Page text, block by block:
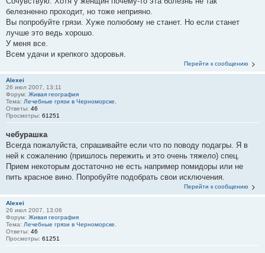
белезненно проходит, но тоже неприяно.
Вы попробуйте грязи. Хуже полюбому не станет. Но если станет
лучше это ведь хорошо.
У меня все.
Всем удачи и крепкого здоровья.
Перейти к сообщению
Alexei
26 июл 2007, 13:11
Форум: Живая география
Тема: Лечебные грязи в Черноморске.
Ответы: 46
Просмотры: 61251
чебурашка
Всегда пожалуйста, спрашивайте если что по поводу подагры. Я в
ней к сожалению (пришлось пережить и это очень тяжело) спец.
Прием некоторым достаточно не есть например помидоры или не
пить красное вино. Попробуйте подобрать свои исключения.
Перейти к сообщению
Alexei
26 июл 2007, 13:06
Форум: Живая география
Тема: Лечебные грязи в Черноморске.
Ответы: 46
Просмотры: 61251